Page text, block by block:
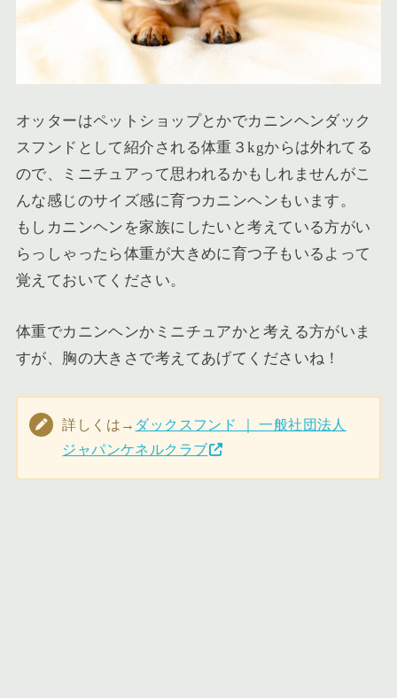
オッターはペットショップとかでカニンヘンダック
スフンドとして紹介される体重３kgからは外れてる
ので、ミニチュアって思われるかもしれませんがこ
んな感じのサイズ感に育つカニンヘンもいます。
もしカニンヘンを家族にしたいと考えている方がい
らっしゃったら体重が大きめに育つ子もいるよって
覚えておいてください。
体重でカニンヘンかミニチュアかと考える方がいま
すが、胸の大きさで考えてあげてくださいね！
詳しくは→ ダックスフンド ｜ 一般社団法人
ジャパンケネルクラブ